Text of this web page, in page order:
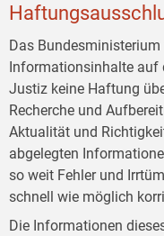
Das
Informationsinhalte auf
Justiz keine Haftung
Recherche und
Aktualität und
abgelegten
so weit Fehler und
schnell wie möglich
Die Informationen